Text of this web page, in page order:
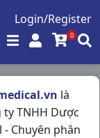
Login/Register
0
là
TNHH Dược
- Chuyên phân
toán
toán